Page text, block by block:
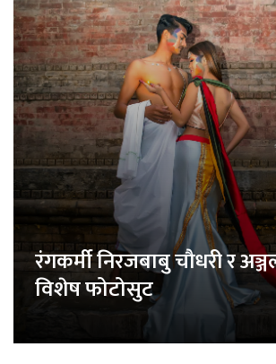
रंगकर्मी निरजबाबु चौधरी र
विशेष फोटोसुट